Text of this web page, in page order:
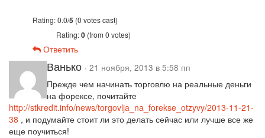
Rating: 0.0/5 (0 votes cast)
Rating:0 (from 0 votes)
Ответить
Ванько · 21 ноября, 2013 в 5:58 пп
Прежде чем начинать торговлю на реальные деньги
на форексе, почитайте
http://stkredit.info/news/torgovlja_na_forekse_otzyvy/2013-11-21-
38 , и подумайте стоит ли это делать сейчас или лучше все же
еще поучиться!